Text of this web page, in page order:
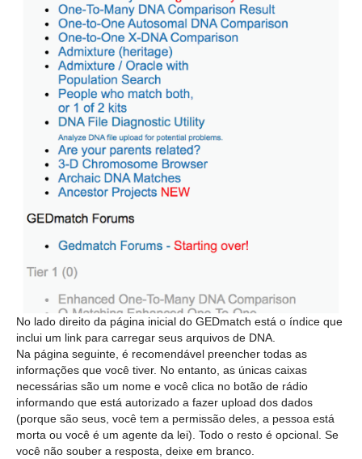
No lado direito da página inicial do GEDmatch está o índice que
inclui um link para carregar seus arquivos de DNA.
Na página seguinte, é recomendável preencher todas as
informações que você tiver. No entanto, as únicas caixas
necessárias são um nome e você clica no botão de rádio
informando que está autorizado a fazer upload dos dados
(porque são seus, você tem a permissão deles, a pessoa está
morta ou você é um agente da lei). Todo o resto é opcional. Se
você não souber a resposta, deixe em branco.